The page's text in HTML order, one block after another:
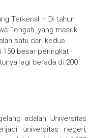
Terkenal – Di tahun
Tengah, yang masuk
satu dari kedua
besar peringkat
lagi berada di 200
adalah Universitas
universitas negeri,